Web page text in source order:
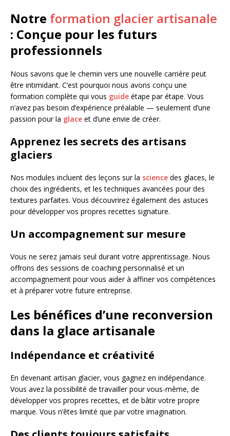
Notre formation glacier artisanale
: Conçue pour les futurs
professionnels
Nous savons que le chemin vers une nouvelle carrière peut
être intimidant. C’est pourquoi nous avons conçu une
formation complète qui vous guide étape par étape. Vous
n’avez pas besoin d’expérience préalable — seulement d’une
passion pour la glace et d’une envie de créer.
Apprenez les secrets des artisans
glaciers
Nos modules incluent des leçons sur la science des glaces, le
choix des ingrédients, et les techniques avancées pour des
textures parfaites. Vous découvrirez également des astuces
pour développer vos propres recettes signature.
Un accompagnement sur mesure
Vous ne serez jamais seul durant votre apprentissage. Nous
offrons des sessions de coaching personnalisé et un
accompagnement pour vous aider à affiner vos compétences
et à préparer votre future entreprise.
Les bénéfices d’une reconversion
dans la glace artisanale
Indépendance et créativité
En devenant artisan glacier, vous gagnez en indépendance.
Vous avez la possibilité de travailler pour vous-même, de
développer vos propres recettes, et de bâtir votre propre
marque. Vous n’êtes limité que par votre imagination.